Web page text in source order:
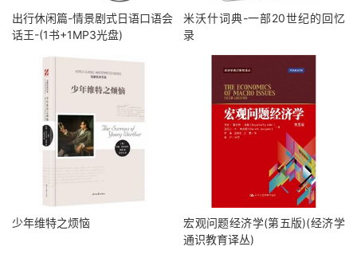
出行休闲篇-情景剧式日语口语会
话王-(1书+1MP3光盘)
米沃什词典-一部20世纪的回忆
录
少年维特之烦恼
宏观问题经济学(第五版)(经济学
通识教育译丛)